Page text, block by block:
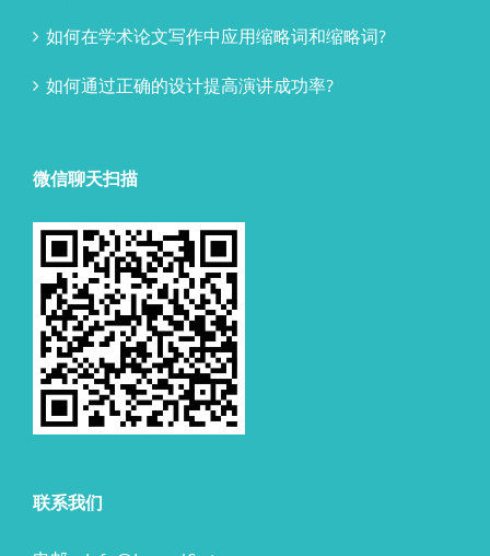
如何在学术论文写作中应用缩略词和缩略词?
如何通过正确的设计提高演讲成功率?
微信聊天扫描
联系我们